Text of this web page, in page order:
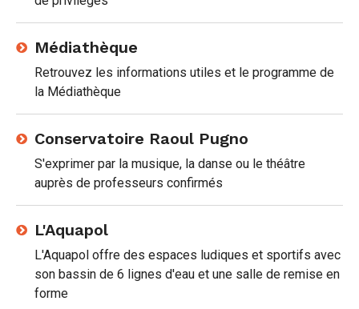
Médiathèque
Retrouvez les informations utiles et le programme de
la Médiathèque
Conservatoire Raoul Pugno
S'exprimer par la musique, la danse ou le théâtre
auprès de professeurs confirmés
L'Aquapol
L'Aquapol offre des espaces ludiques et sportifs avec
son bassin de 6 lignes d'eau et une salle de remise en
forme